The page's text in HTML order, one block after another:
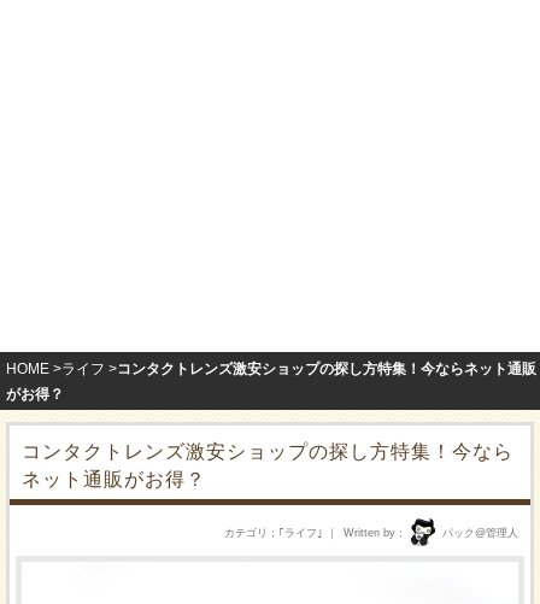
HOME ライフ
コンタクトレンズ激安ショップの探し方特集！今ならネット通販
がお得？
コンタクトレンズ激安ショップの探し方特集！今なら
ネット通販がお得？
Written by パック@管理人
カテゴリ ｢ ライフ ｣